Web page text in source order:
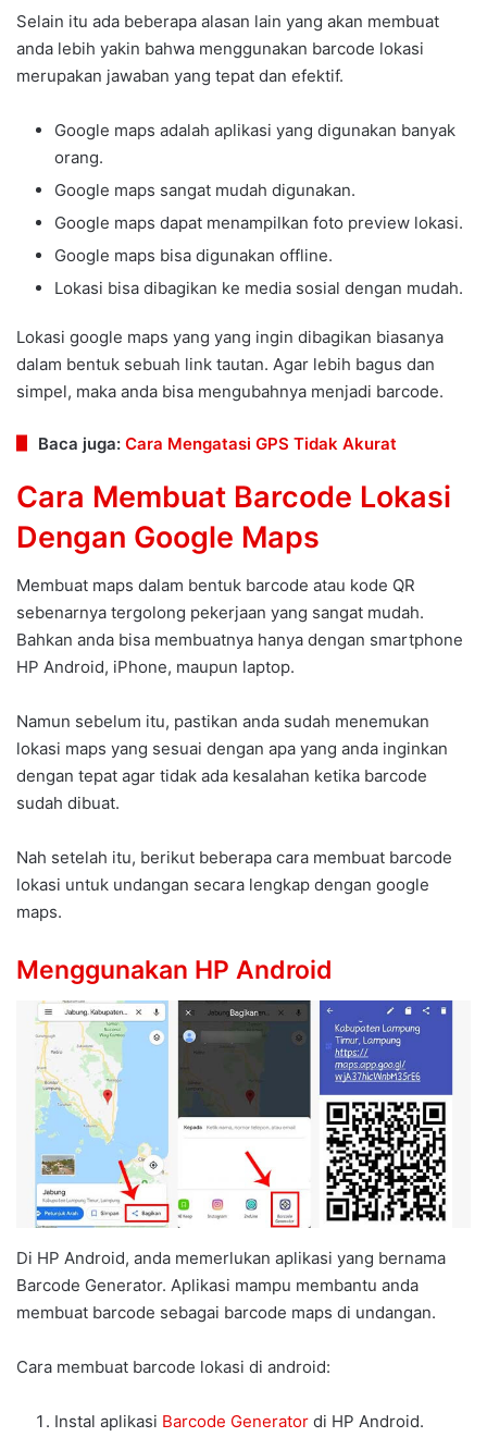
Selain itu ada beberapa alasan lain yang akan membuat
anda lebih yakin bahwa menggunakan barcode lokasi
merupakan jawaban yang tepat dan efektif.
Google maps adalah aplikasi yang digunakan banyak
orang.
Google maps sangat mudah digunakan.
Google maps dapat menampilkan foto preview lokasi.
Google maps bisa digunakan offline.
Lokasi bisa dibagikan ke media sosial dengan mudah.
Lokasi google maps yang yang ingin dibagikan biasanya
dalam bentuk sebuah link tautan. Agar lebih bagus dan
simpel, maka anda bisa mengubahnya menjadi barcode.
Baca juga: Cara Mengatasi GPS Tidak Akurat
Cara Membuat Barcode Lokasi
Dengan Google Maps
Membuat maps dalam bentuk barcode atau kode QR
sebenarnya tergolong pekerjaan yang sangat mudah.
Bahkan anda bisa membuatnya hanya dengan smartphone
HP Android, iPhone, maupun laptop.
Namun sebelum itu, pastikan anda sudah menemukan
lokasi maps yang sesuai dengan apa yang anda inginkan
dengan tepat agar tidak ada kesalahan ketika barcode
sudah dibuat.
Nah setelah itu, berikut beberapa cara membuat barcode
lokasi untuk undangan secara lengkap dengan google
maps.
Menggunakan HP Android
Di HP Android, anda memerlukan aplikasi yang bernama
Barcode Generator. Aplikasi mampu membantu anda
membuat barcode sebagai barcode maps di undangan.
Cara membuat barcode lokasi di android:
Instal aplikasi Barcode Generator di HP Android.